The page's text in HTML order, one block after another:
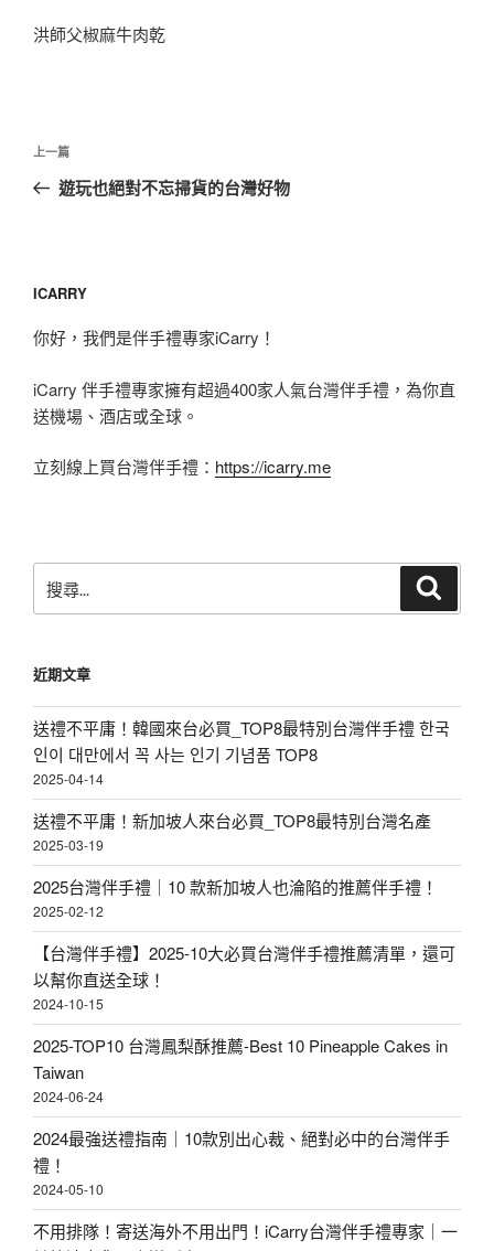
洪師父椒麻牛肉乾
文
導
上
一
上一篇
遊玩也絕對不忘掃貨的台灣好物
ICARRY
你好，我們是伴手禮專家iCarry！
iCarry 伴手禮專家擁有超過400家人氣台灣伴手禮，為你直
送機場、酒店或全球。
立刻線上買台灣伴手禮： https://icarry.me
尋
字:
近期文章
送禮不平庸！韓國來台必買_TOP8最特別台灣伴手禮 한국
인이 대만에서 꼭 사는 인기 기념품 TOP8
2025-04-14
送禮不平庸！新加坡人來台必買_TOP8最特別台灣名產
2025-03-19
2025台灣伴手禮｜10 款新加坡人也淪陷的推薦伴手禮！
2025-02-12
【台灣伴手禮】2025-10大必買台灣伴手禮推薦清單，還可
以幫你直送全球！
2024-10-15
2025-TOP10 台灣鳳梨酥推薦-Best 10 Pineapple Cakes in
Taiwan
2024-06-24
2024最強送禮指南｜10款別出心裁、絕對必中的台灣伴手
禮！
2024-05-10
不用排隊！寄送海外不用出門！iCarry台灣伴手禮專家｜一